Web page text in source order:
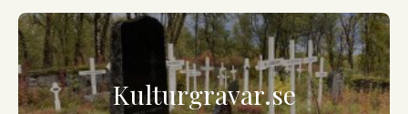
Kulturgravar.se